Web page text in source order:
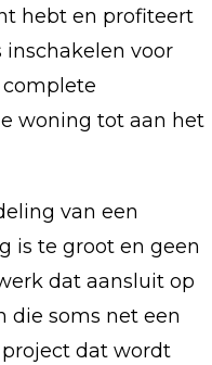
hebt en profiteert
inschakelen voor
woning tot aan het
van een
is te groot en geen
dat aansluit op
die soms net een
dat wordt